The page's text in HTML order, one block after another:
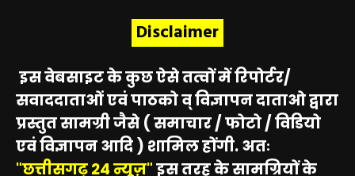
Disclaimer
इस वेबसाइट के कुछ ऐसे तत्वों में रिपोर्टर/
सवाददाताओं एवं पाठको व् विज्ञापन दाताओ द्वारा
प्रस्तुत सामग्री जैसे ( समाचार / फोटो / विडियो
एवं विज्ञापन आदि ) शामिल होंगी. अतः
"छत्तीसगढ़ 24 न्यूज़"इस तरह के सामग्रियों के